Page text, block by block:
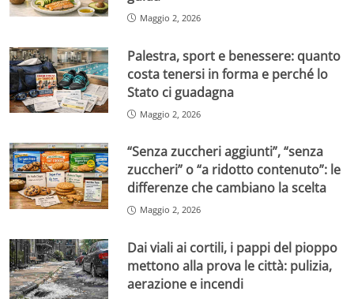
Maggio 2, 2026
Palestra, sport e benessere: quanto
costa tenersi in forma e perché lo
Stato ci guadagna
Maggio 2, 2026
“Senza zuccheri aggiunti”, “senza
zuccheri” o “a ridotto contenuto”: le
differenze che cambiano la scelta
Maggio 2, 2026
Dai viali ai cortili, i pappi del pioppo
mettono alla prova le città: pulizia,
aerazione e incendi